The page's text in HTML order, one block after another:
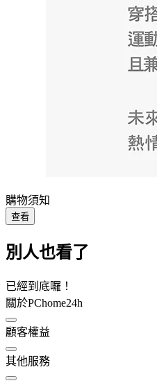
購物須知
查看
別人也看了
已經到底囉！
關於PChome24h
顧客權益
其他服務